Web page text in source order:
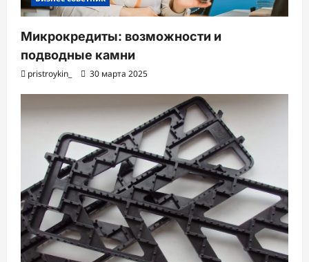
Микрокредиты: возможности и
подводные камни
pristroykin_ 30 марта 2025